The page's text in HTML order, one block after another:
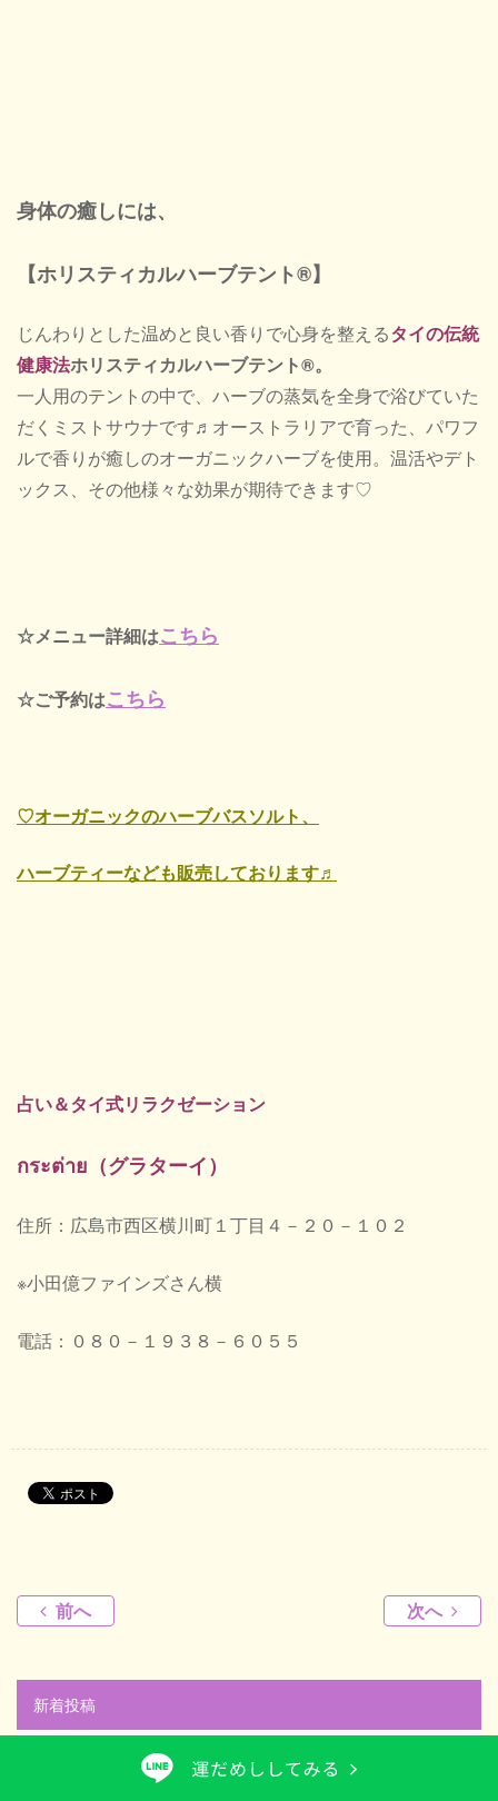
身体の癒しには、
【ホリスティカルハーブテント®】
じんわりとした温めと良い香りで心身を整えるタイの伝統
健康法ホリスティカルハーブテント®。
一人用のテントの中で、ハーブの蒸気を全身で浴びていた
だくミストサウナです♬オーストラリアで育った、パワフ
ルで香りが癒しのオーガニックハーブを使用。温活やデト
ックス、その他様々な効果が期待できます♡
☆メニュー詳細はこちら
☆ご予約はこちら
♡オーガニックのハーブバスソルト、
ハーブティーなども販売しております♬
占い＆タイ式リラクゼーション
กระต่าย（グラターイ）
住所：広島市西区横川町１丁目４－２０－１０２
※小田億ファインズさん横
電話：０８０－１９３８－６０５５
前へ 次へ
新着投稿
2026年07月31日
カード運勢占い
あなたの８月